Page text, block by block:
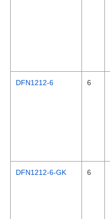
DFN1212-6 6
DFN1212-6-GK 6